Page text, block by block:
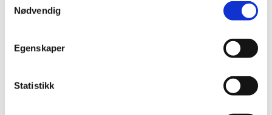
Nødvendig
Egenskaper
Statistikk
Ny dom fra Høyesterett – Sluttvederlag som
engangsutbetaling innebærer en ulempe for